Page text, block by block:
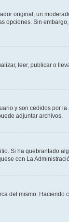
original, un
opciones. Sin
leer, publicar o
y son cedidos por
adjuntar archivos.
Si ha quebrantado
con La
del mismo.